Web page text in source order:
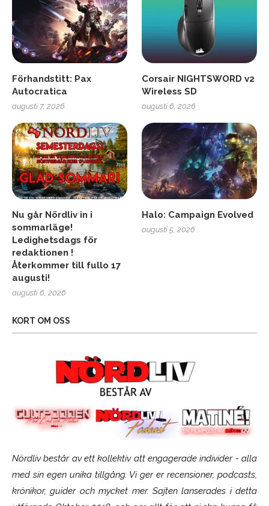
Förhandstitt: Pax
Autocratica
augusti 7, 2026
Corsair NIGHTSWORD v2
Wireless SD
augusti 6, 2026
Nu går Nördliv in i
sommarläge!
Ledighetsdags för
redaktionen !
Återkommer till fullo 17
augusti!
augusti 6, 2026
Halo: Campaign Evolved
augusti 5, 2026
KORT OM OSS
Nördliv består av ett kollektiv att engagerade individer - alla
med sin egen unika tillgång. Vi ger er recensioner, podcasts,
krönikor, guider och mycket mer. Sajten lanserades i detta